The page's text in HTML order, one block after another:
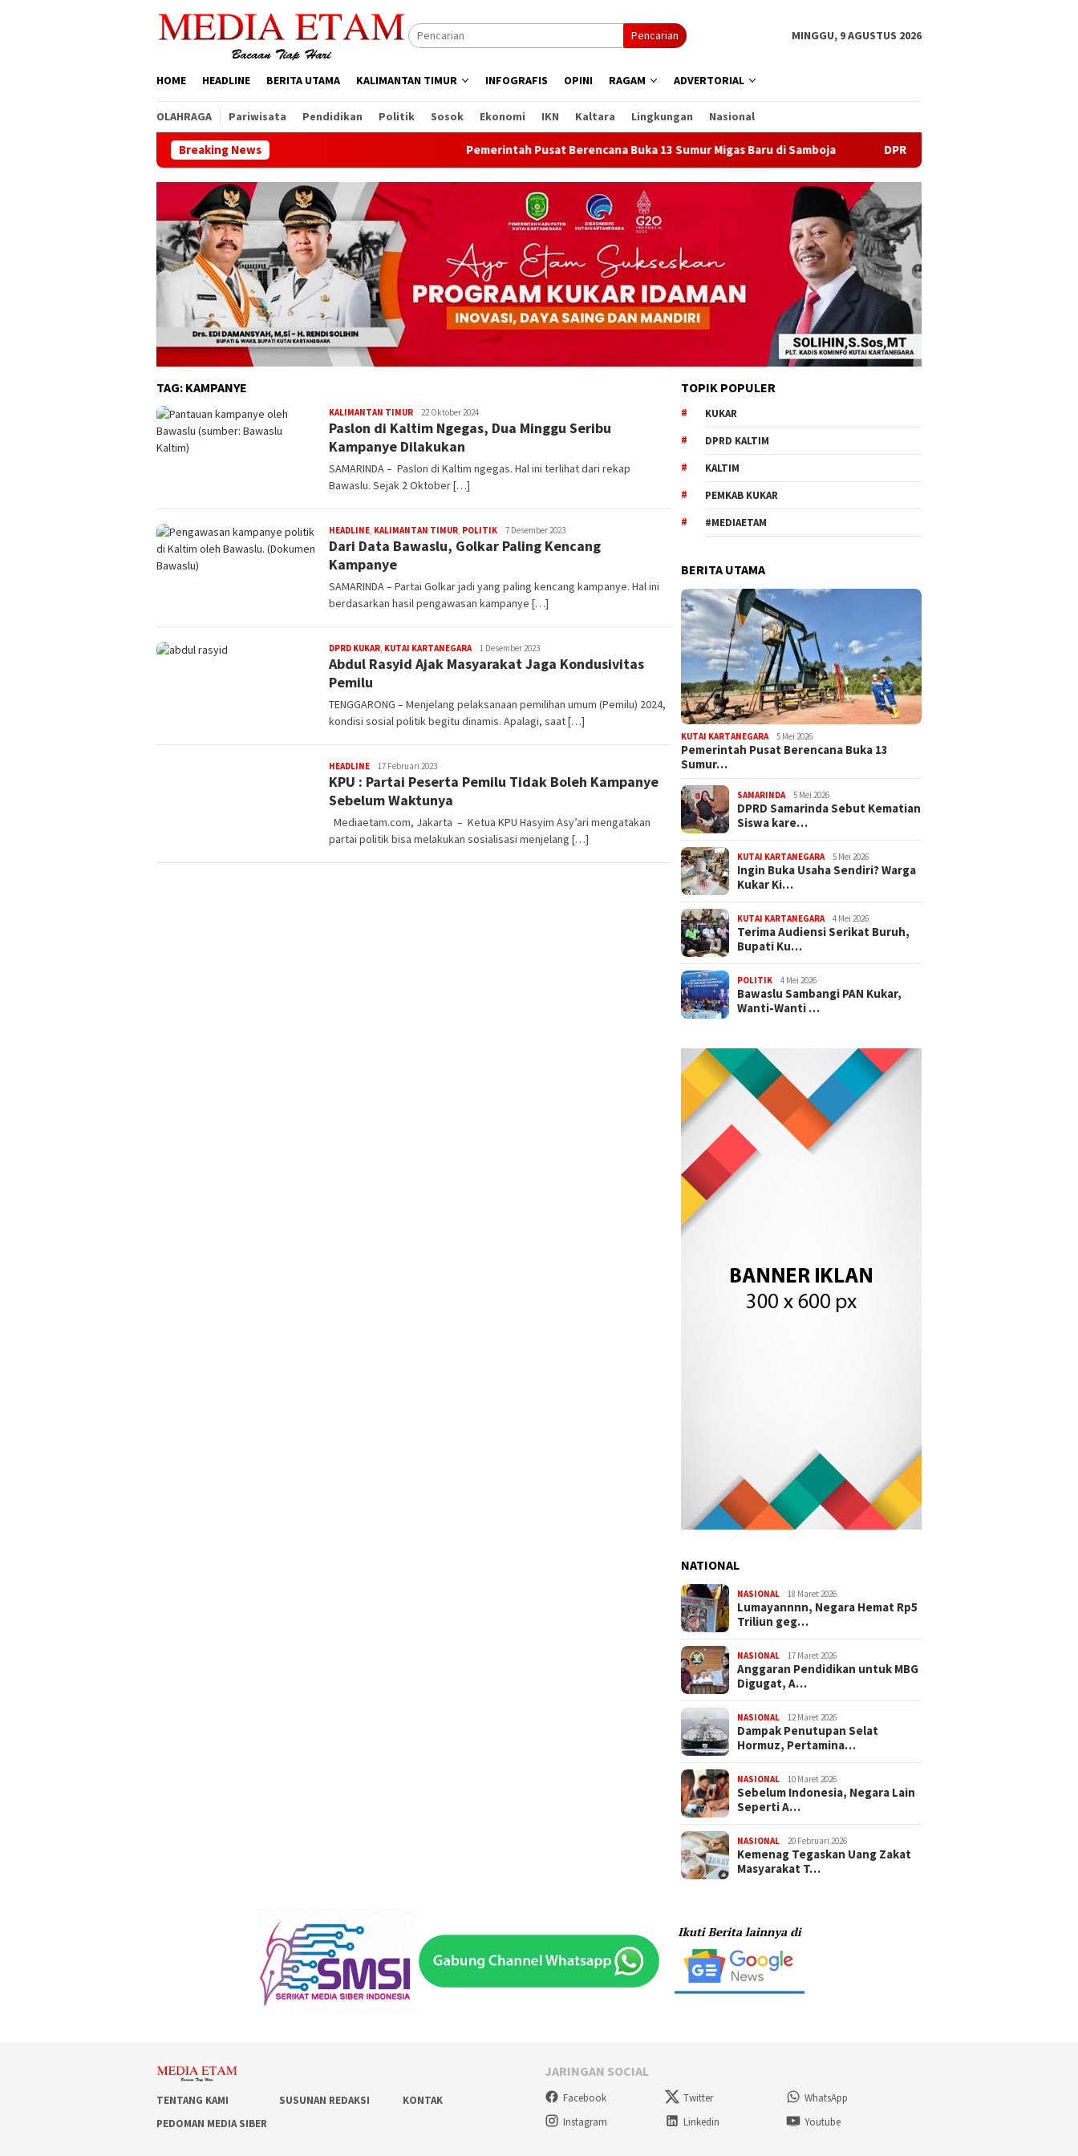
Pencarian MINGGU, 9 AGUSTUS 2026
HOME HEADLINE BERITA UTAMA KALIMANTAN TIMUR INFOGRAFIS OPINI RAGAM ADVERTORIAL
OLAHRAGA Pariwisata Pendidikan Politik Sosok Ekonomi IKN Kaltara Lingkungan Nasional
Breaking News Pemerintah Pusat Berencana Buka 13 Sumur Migas Baru di Samboja DPRD Samarinda Sebut Kematian Siswa
TAG: KAMPANYE
KALIMANTAN TIMURRedaksi
22 Oktober 2024
Paslon di Kaltim Ngegas, Dua Minggu Seribu
Kampanye Dilakukan
SAMARINDA – Paslon di Kaltim ngegas. Hal ini terlihat dari rekap
Bawaslu. Sejak 2 Oktober […]
HEADLINE KALIMANTAN TIMUR POLITIKRedaksi
7 Desember 2023
Dari Data Bawaslu, Golkar Paling Kencang
Kampanye
SAMARINDA – Partai Golkar jadi yang paling kencang kampanye. Hal ini
berdasarkan hasil pengawasan kampanye […]
DPRD KUKAR KUTAI KARTANEGARARedaksi
1 Desember 2023
Abdul Rasyid Ajak Masyarakat Jaga Kondusivitas
Pemilu
TENGGARONG – Menjelang pelaksanaan pemilihan umum (Pemilu) 2024,
kondisi sosial politik begitu dinamis. Apalagi, saat […]
HEADLINEMuhammad
Amin
17 Februari 2023
KPU : Partai Peserta Pemilu Tidak Boleh Kampanye
Sebelum Waktunya
Mediaetam.com, Jakarta – Ketua KPU Hasyim Asy’ari mengatakan
partai politik bisa melakukan sosialisasi menjelang […]
TOPIK POPULER
KUKAR
DPRD KALTIM
KALTIM
PEMKAB KUKAR
#MEDIAETAM
BERITA UTAMA
KUTAI KARTANEGARA 5 Mei 2026
Pemerintah Pusat Berencana Buka 13
Sumur…
SAMARINDA 5 Mei 2026
DPRD Samarinda Sebut Kematian
Siswa kare…
KUTAI KARTANEGARA 5 Mei 2026
Ingin Buka Usaha Sendiri? Warga
Kukar Ki…
KUTAI KARTANEGARA 4 Mei 2026
Terima Audiensi Serikat Buruh,
Bupati Ku…
POLITIK 4 Mei 2026
Bawaslu Sambangi PAN Kukar,
Wanti-Wanti …
NATIONAL
NASIONAL 18 Maret 2026
Lumayannnn, Negara Hemat Rp5
Triliun geg…
NASIONAL 17 Maret 2026
Anggaran Pendidikan untuk MBG
Digugat, A…
NASIONAL 12 Maret 2026
Dampak Penutupan Selat
Hormuz, Pertamina…
NASIONAL 10 Maret 2026
Sebelum Indonesia, Negara Lain
Seperti A…
NASIONAL 20 Februari 2026
Kemenag Tegaskan Uang Zakat
Masyarakat T…
TENTANG KAMI SUSUNAN REDAKSI
KONTAK
PEDOMAN MEDIA SIBER
JARINGAN SOCIAL
Facebook Twitter
WhatsApp
Instagram
Linkedin Youtube